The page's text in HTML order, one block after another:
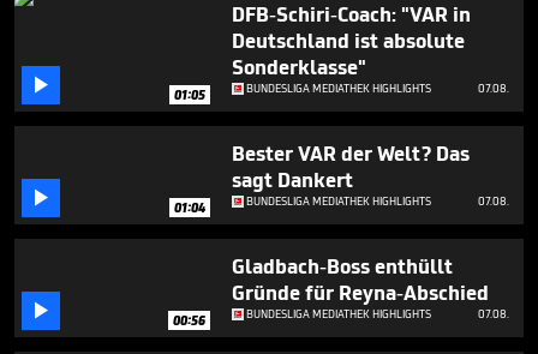
 01:05
DFB-Schiri-Coach: "VAR in
Deutschland ist absolute
Sonderklasse"
BUNDESLIGA MEDIATHEK HIGHLIGHTS 07.08.
 01:04
Bester VAR der Welt? Das
sagt Dankert
BUNDESLIGA MEDIATHEK HIGHLIGHTS 07.08.
 00:56
Gladbach-Boss enthüllt
Gründe für Reyna-Abschied
BUNDESLIGA MEDIATHEK HIGHLIGHTS 07.08.